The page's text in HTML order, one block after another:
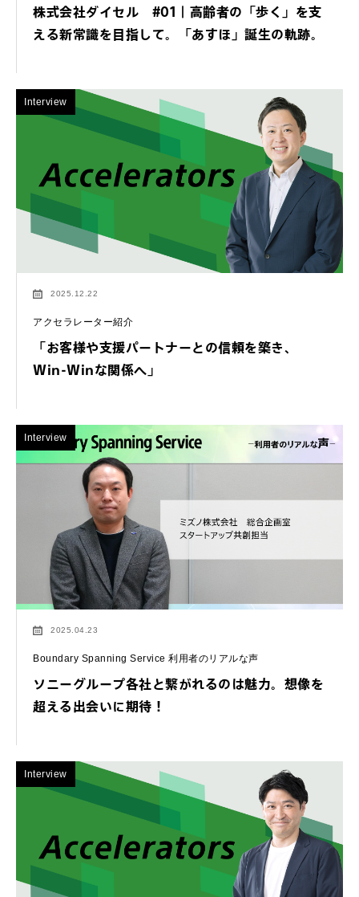
株式会社ダイセル #01｜高齢者の「歩く」を支
える新常識を目指して。「あすほ」誕生の軌跡。
Interview
2025.12.22
アクセラレーター紹介
「お客様や支援パートナーとの信頼を築き、
Win-Winな関係へ」
Interview
2025.04.23
Boundary Spanning Service 利用者のリアルな声
ソニーグループ各社と繋がれるのは魅力。想像を
超える出会いに期待！
Interview